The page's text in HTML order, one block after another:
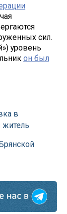
сил.
уровень
он был
в
житель